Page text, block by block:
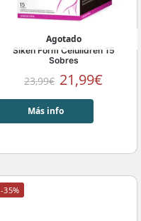
Agotado
Siken Form Celulidren 15
Sobres
23,99€ 21,99€
Más info
-35%